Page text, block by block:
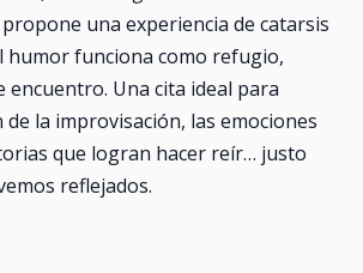
una experiencia de catarsis
humor funciona como refugio,
encuentro. Una cita ideal para
la improvisación, las emociones
que logran hacer reír… justo
reflejados.